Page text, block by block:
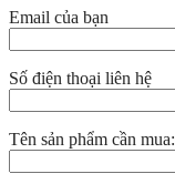
Email của bạn
Số điện thoại liên hệ
Tên sản phẩm cần mua: